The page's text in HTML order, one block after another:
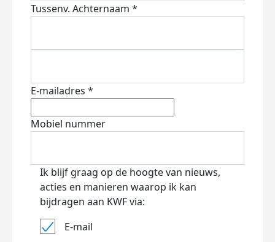
Tussenv. Achternaam *
E-mailadres *
Mobiel nummer
Ik blijf graag op de hoogte van nieuws,
acties en manieren waarop ik kan
bijdragen aan KWF via:
E-mail